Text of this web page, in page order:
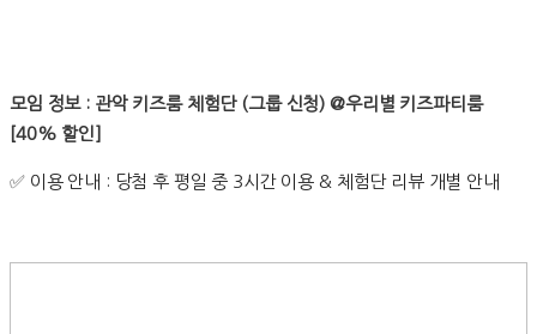
모임 정보 : 관악 키즈룸 체험단 (그룹 신청) @우리별 키즈파티룸
[40% 할인]
✅ 이용 안내 : 당첨 후 평일 중 3시간 이용 & 체험단 리뷰 개별 안내